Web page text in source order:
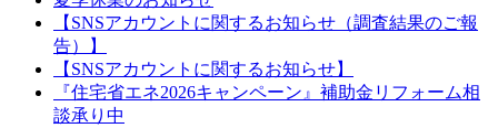
【SNSアカウントに関するお知らせ（調査結果のご報
告）】
【SNSアカウントに関するお知らせ】
『住宅省エネ2026キャンペーン』補助金リフォーム相
談承り中